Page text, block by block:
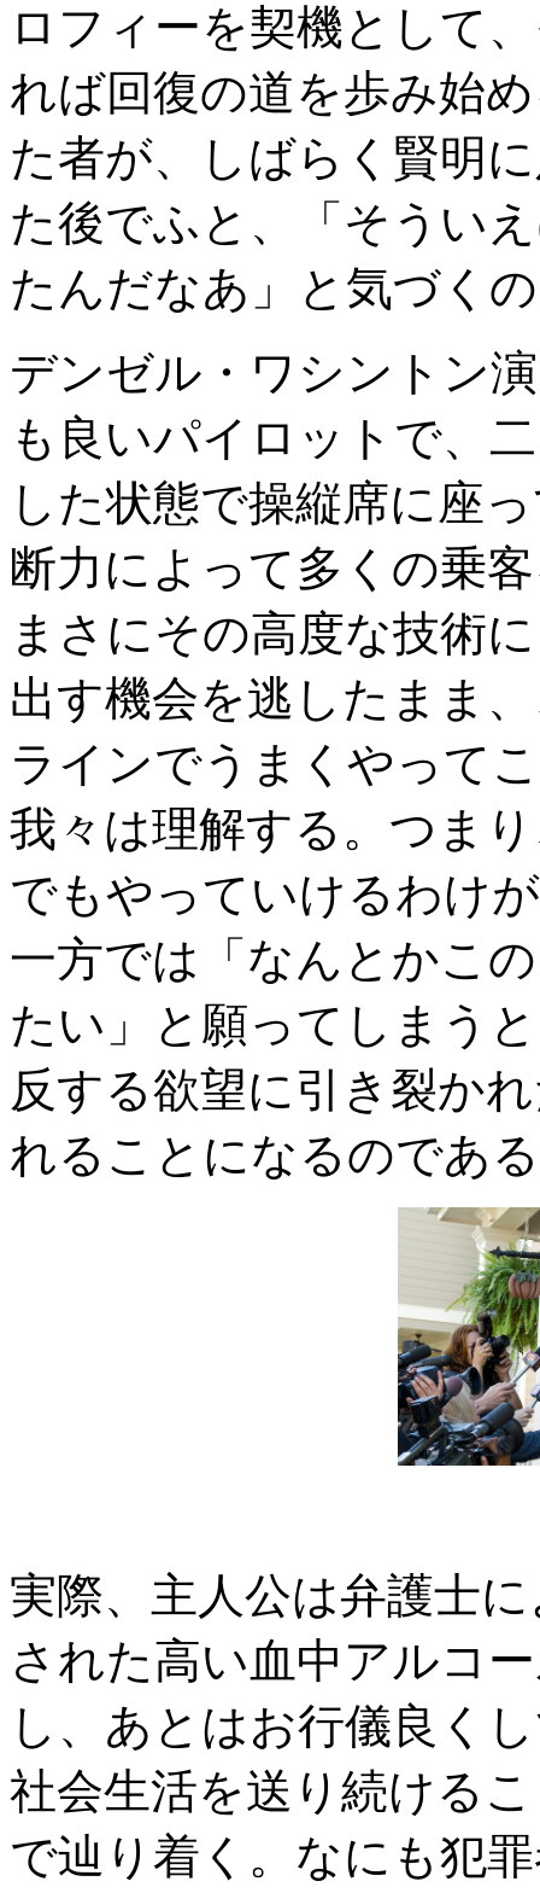
ロフィーを契機として
れば回復の道を歩み始
た者が、しばらく賢明
た後でふと、「そうい
たんだなあ」と気づく
デンゼル・ワシントン
も良いパイロットで、
した状態で操縦席に座
断力によって多くの乗
まさにその高度な技術
出す機会を逃したまま
ラインでうまくやって
我々は理解する。つま
でもやっていけるわけ
一方では「なんとかこ
たい」と願ってしまう
反する欲望に引き裂か
れることになるのであ
実際、主人公は弁護士
された高い血中アルコ
し、あとはお行儀良く
社会生活を送り続ける
で辿り着く。なにも犯